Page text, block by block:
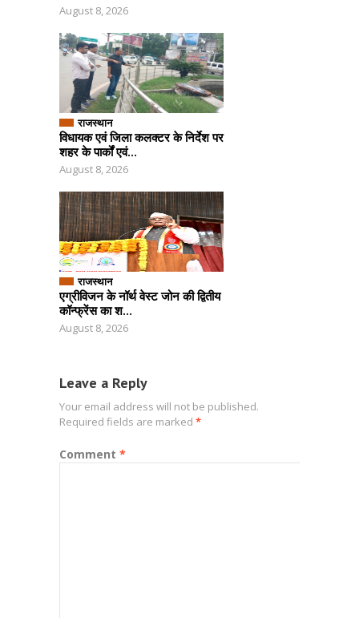
August 8, 2026
राजस्थान
विधायक एवं जिला कलक्टर के निर्देश पर
शहर के पार्कों एवं...
August 8, 2026
राजस्थान
एग्रीविजन के नॉर्थ वेस्ट जोन की द्वितीय
कॉन्फ्रेंस का श...
August 8, 2026
Leave a Reply
Your email address will not be published.
Required fields are marked *
Comment *